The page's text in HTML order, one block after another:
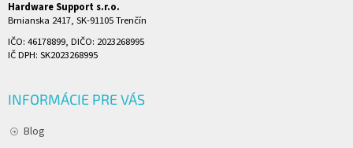
Hardware Support s.r.o.
Brnianska 2417, SK-91105 Trenčín
IČO: 46178899, DIČO: 2023268995
IČ DPH: SK2023268995
INFORMÁCIE PRE VÁS
Blog